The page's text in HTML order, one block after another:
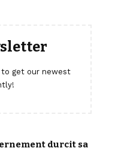
get our newest
durcit sa